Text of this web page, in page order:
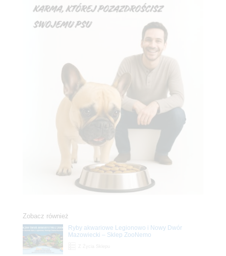
Zobacz również
Ryby akwariowe Legionowo i Nowy Dwór
Mazowiecki – Sklep ZooNemo